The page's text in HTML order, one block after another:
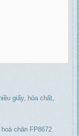
giấy, hóa chất,
chăn FP8672